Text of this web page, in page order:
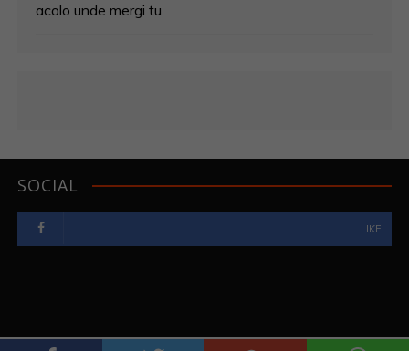
acolo unde mergi tu
SOCIAL
LIKE